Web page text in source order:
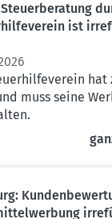
ist
hat
muss seine